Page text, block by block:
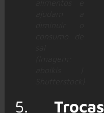
5. Trocas